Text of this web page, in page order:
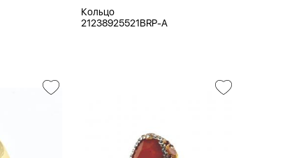
Кольцо
21238925521BRP-A